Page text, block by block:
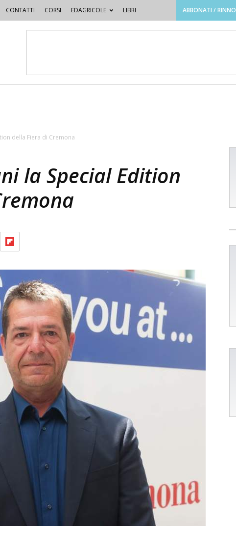
CONTATTI CORSI EDAGRICOLE LIBRI ABBONATI /
della Fiera di Cremona
la Special Edition